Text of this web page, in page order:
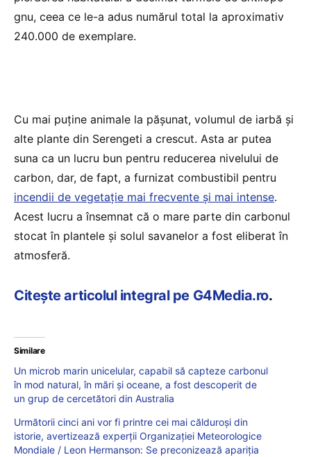
gnu, ceea ce le-a adus numărul total la aproximativ
240.000 de exemplare.
Cu mai puține animale la pășunat, volumul de iarbă și
alte plante din Serengeti a crescut. Asta ar putea
suna ca un lucru bun pentru reducerea nivelului de
carbon, dar, de fapt, a furnizat combustibil pentru
incendii de vegetație mai frecvente și mai intense.
Acest lucru a însemnat că o mare parte din carbonul
stocat în plantele și solul savanelor a fost eliberat în
atmosferă.
Citește articolul integral pe G4Media.ro.
Similare
Un microb marin unicelular, capabil să capteze carbonul
în mod natural, în mări și oceane, a fost descoperit de
un grup de cercetători din Australia
Următorii cinci ani vor fi printre cei mai călduroși din
istorie, avertizează experții Organizației Meteorologice
Mondiale / Leon Hermanson: Se preconizează apariția